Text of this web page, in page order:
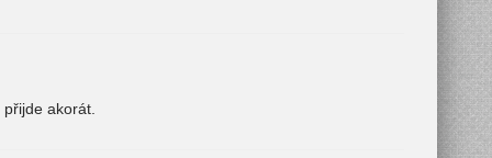
akorát.